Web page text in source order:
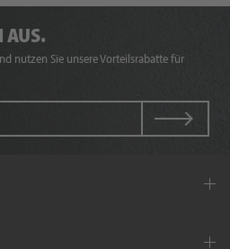
AUS.
nutzen Sie unsere Vorteilsrabatte für